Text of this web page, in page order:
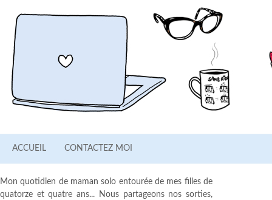
ACCUEIL CONTACTEZ MOI
Mon quotidien de maman solo entourée de mes filles de
quatorze et quatre ans... Nous partageons nos sorties,